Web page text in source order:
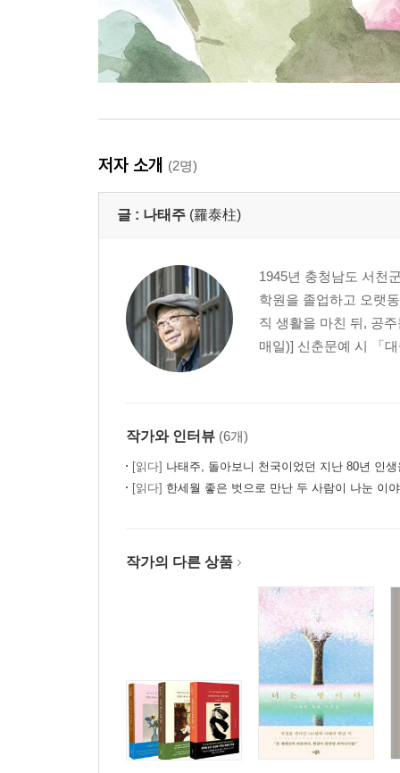
저자 소개 (2명)
글 : 나태주 (羅泰柱)
1945년 충청남도 서천
학원을 졸업하고 오랫
직 생활을 마친 뒤, 공
매일)] 신춘문예 시 「
작가와 인터뷰 (6개)
[읽다] 나태주, 돌아보니 천국이었던 지난 80년 인
[읽다] 한세월 좋은 벗으로 만난 두 사람이 나눈 이
작가의 다른 상품